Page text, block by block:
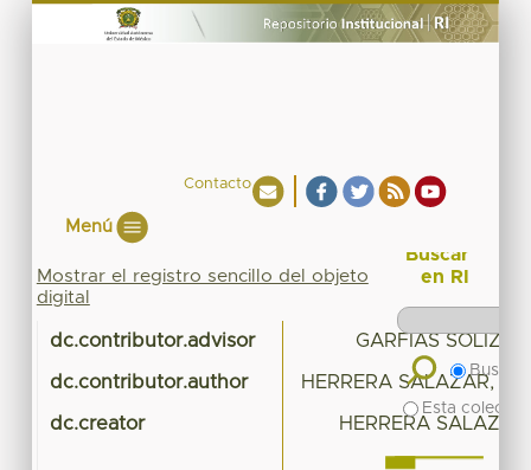
Contacto
Menú
Mostrar el registro sencillo del objeto
digital
dc.contributor.advisor GARFIAS SOLIZ,
dc.contributor.author HERRERA SALAZAR,
dc.creator HERRERA
Buscar
en RI
Buscar
Esta